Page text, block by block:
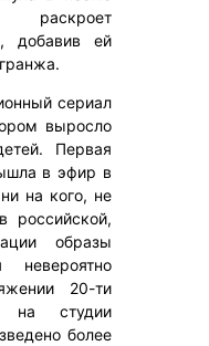
раскроет
добавив ей
сериал
выросло
Первая
в эфир в
на кого, не
российской,
образы
невероятно
20-ти
студии
более